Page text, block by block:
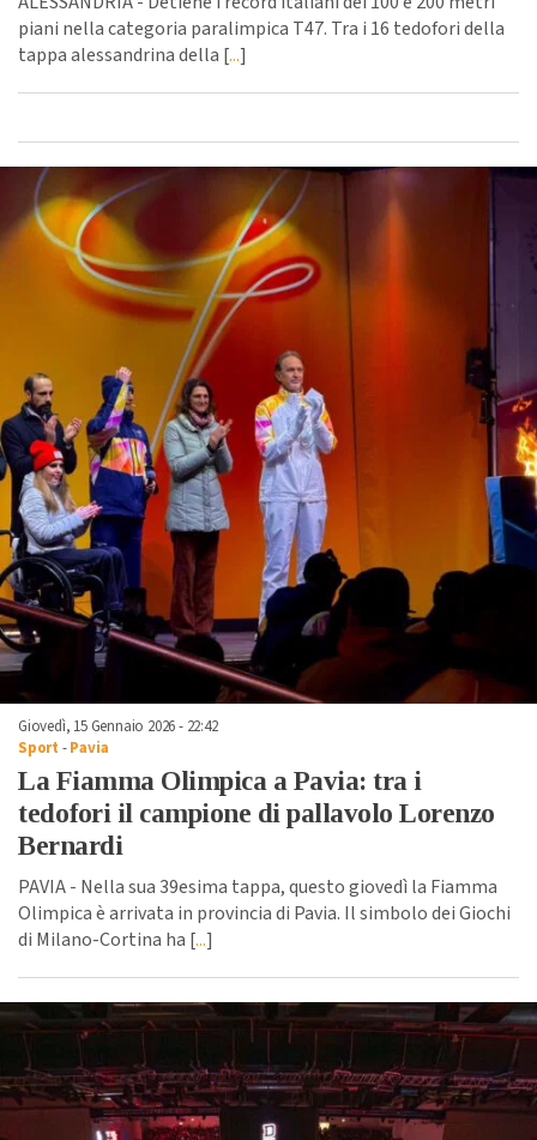
piani nella categoria paralimpica T47. Tra i 16 tedofori della
tappa alessandrina della [...]
Giovedì, 15 Gennaio 2026 - 22:42
Sport -Pavia
La Fiamma Olimpica a Pavia: tra i
tedofori il campione di pallavolo Lorenzo
Bernardi
PAVIA - Nella sua 39esima tappa, questo giovedì la Fiamma
Olimpica è arrivata in provincia di Pavia. Il simbolo dei Giochi
di Milano-Cortina ha [...]